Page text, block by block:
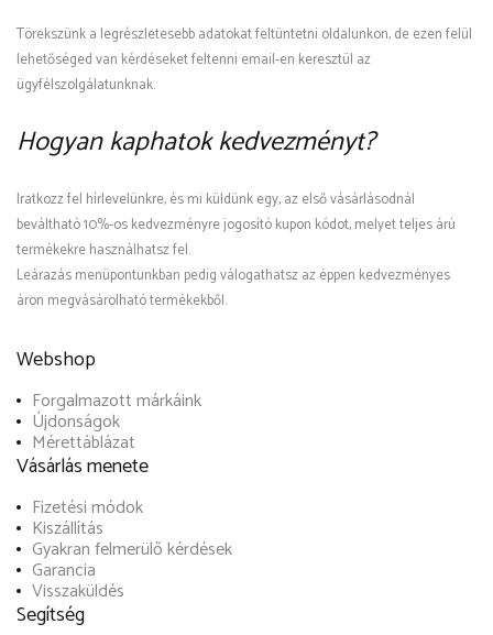
Törekszünk a legrészletesebb adatokat feltüntetni oldalunkon, de ezen felül
lehetőséged van kérdéseket feltenni email-en keresztül az
ügyfélszolgálatunknak.
Hogyan kaphatok kedvezményt?
Iratkozz fel hírlevelünkre, és mi küldünk egy, az első vásárlásodnál
beváltható 10%-os kedvezményre jogosító kupon kódot, melyet teljes árú
termékekre használhatsz fel.
Leárazás menüpontunkban pedig válogathatsz az éppen kedvezményes
áron megvásárolható termékekből.
Webshop
Forgalmazott márkáink
Újdonságok
Mérettáblázat
Vásárlás menete
Fizetési módok
Kiszállítás
Gyakran felmerülő kérdések
Garancia
Visszaküldés
Segítség